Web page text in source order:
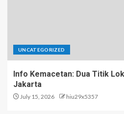
UNCATEGORIZED
Info Kemacetan: Dua Titik
Jakarta
July 15, 2026 hiu29x5357